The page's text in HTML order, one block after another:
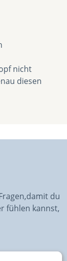
nicht
diesen
du
fühlen kannst,